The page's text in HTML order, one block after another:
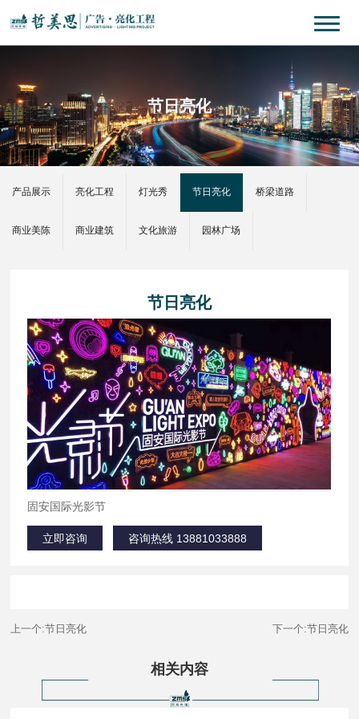
节日亮化
产品展示 亮化工程 灯光秀 节日亮化 桥梁道路
商业美陈 商业建筑 文化旅游 园林广场
节日亮化
固安国际光影节
立即咨询 咨询热线 13881033888
上一个:节日亮化 下一个:节日亮化
相关内容